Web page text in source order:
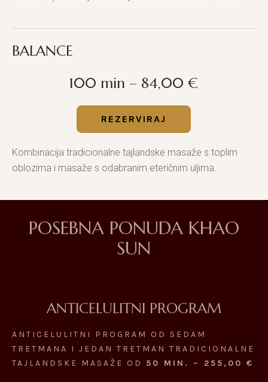
BALANCE
100 min – 84,00 €
REZERVIRAJ
Kombinacija tradicionalne tajlandske masaže s toplim
oblozima i masaže s odabranim eteričnim uljima.
POSEBNA PONUDA KHAO
SUN
ANTICELULITNI PROGRAM
ANTICELULITNI PROGRAM OD SEDAM
TRETMANA I JEDAN TRETMAN TRADICIONALNE
TAJLANDSKE MASAŽE OD 50 MIN. – 255,00 €